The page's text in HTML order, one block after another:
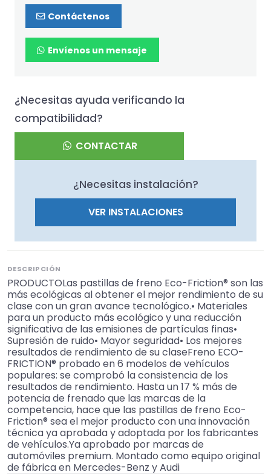
Contáctenos
Envíenos un mensaje
¿Necesitas ayuda verificando la
compatibilidad?
CONTACTAR
¿Necesitas instalación?
VER INSTALACIONES
DESCRIPCIÓN
PRODUCTOLas pastillas de freno Eco-Friction® son las
más ecológicas al obtener el mejor rendimiento de su
clase con un gran avance tecnológico.• Materiales
para un producto más ecológico y una reducción
significativa de las emisiones de partículas finas•
Supresión de ruido• Mayor seguridad• Los mejores
resultados de rendimiento de su claseFreno ECO-
FRICTION® probado en 6 modelos de vehículos
populares: se comprobó la consistencia de los
resultados de rendimiento. Hasta un 17 % más de
potencia de frenado que las marcas de la
competencia, hace que las pastillas de freno Eco-
Friction® sea el mejor producto con una innovación
técnica ya aprobada y adoptada por los fabricantes
de vehículos.Ya aprobado por marcas de
automóviles premium. Montado como equipo original
de fábrica en Mercedes-Benz y Audi